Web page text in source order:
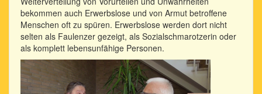
bekommen auch Erwerbslose und von Armut betroffene
Menschen oft zu spüren. Erwerbslose werden dort nicht
selten als Faulenzer gezeigt, als Sozialschmarotzerin oder
als komplett lebensunfähige Personen.